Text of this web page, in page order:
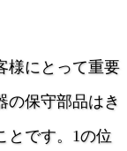
様にとって重要
の保守部品はき
とです。1の位